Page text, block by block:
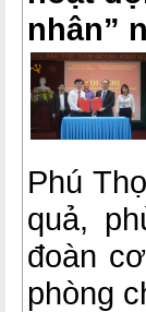
nhân”
Phú
quả,
đoàn
phòng